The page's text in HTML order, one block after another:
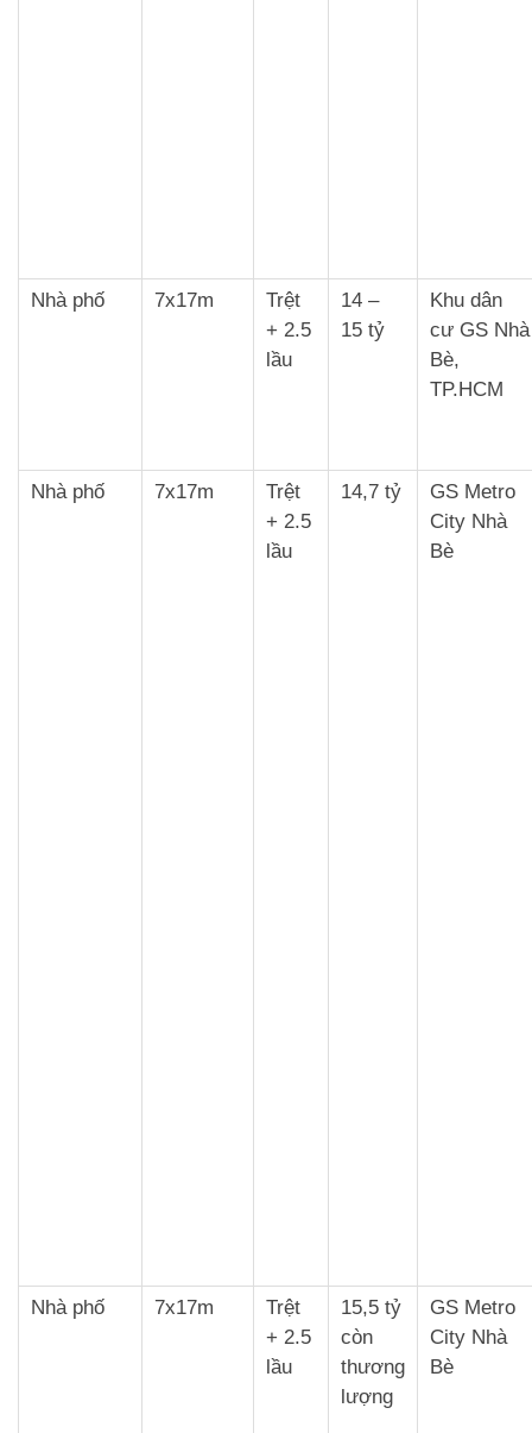
Nhà phố 7x17m
Trệt
+ 2.5
lầu
14 –
15 tỷ
Khu dân
cư GS Nhà
Bè,
TP.HCM
Nhà phố 7x17m
Trệt
+ 2.5
lầu
14,7 tỷ
GS Metro
City Nhà
Bè
Nhà phố 7x17m
Trệt
+ 2.5
lầu
15,5 tỷ
còn
thương
lượng
GS Metro
City Nhà
Bè